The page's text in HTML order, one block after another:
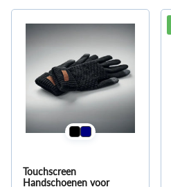
Touchscreen
Handschoenen voor